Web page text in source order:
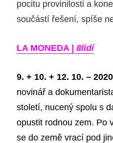
pocitu provinilosti a
součástí řešení, spíše
LA MONEDA | 8lidí
9. + 10. + 12. 10. –
novinář a
století, nucený spolu s
opustit rodnou zem. Po
se do země vrací pod